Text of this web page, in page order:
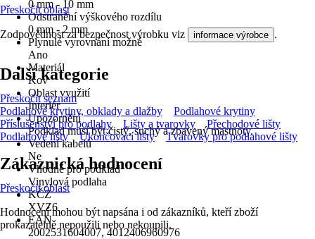
0 mm - 10 mm
Odstranění výškového rozdílu
0 mm - 2 mm
Plynulé vyrovnání možné
Ano
Materiál
Kov
Oblast využití
Interiér
Upozornění
Podklad musí být čistý, suchý a zbavený mastnoty.
Vedení kabelů
Ne
Vhodné pro podklad
Vinylová podlaha
KČZ
XVZ6
EAN
2002531604007, 4012406960976
Přeskočit oblast
Zodpovědnost za bezpečnost výrobku viz informace výrobce .
Další kategorie
Přeskočit seznam
Podlahové krytiny, obklady a dlažby
Podlahové krytiny
Příslušenství pro podlahy
Lišty a tvarovky
Přechodové lišty
Podlahové lišty
Ukončovací lišty Tvarovky pro podlahové lišty
Zákaznická hodnocení
Přeskočit oblast
Hodnocení mohou být napsána i od zákazníků, kteří zboží
prokazatelně nepoužili nebo nekoupili.